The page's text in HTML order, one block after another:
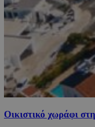
Οικιστικό χωράφι